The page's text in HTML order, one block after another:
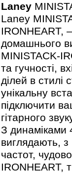
Laney
Laney
IRONHEART,
домашнього
MINISTACK-
та гучності,
ділей в стилі
унікальну
підключити
гітарного
З динаміками
виглядають, з
частот,
IRONHEART,